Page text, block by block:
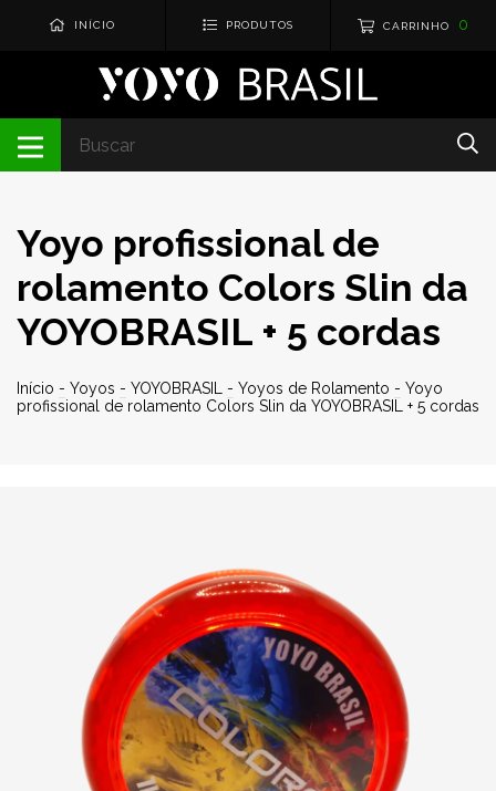
INÍCIO PRODUTOS CARRINHO 0
Yoyo profissional de
rolamento Colors Slin da
YOYOBRASIL + 5 cordas
Início - Yoyos - YOYOBRASIL - Yoyos de Rolamento - Yoyo
profissional de rolamento Colors Slin da YOYOBRASIL + 5 cordas